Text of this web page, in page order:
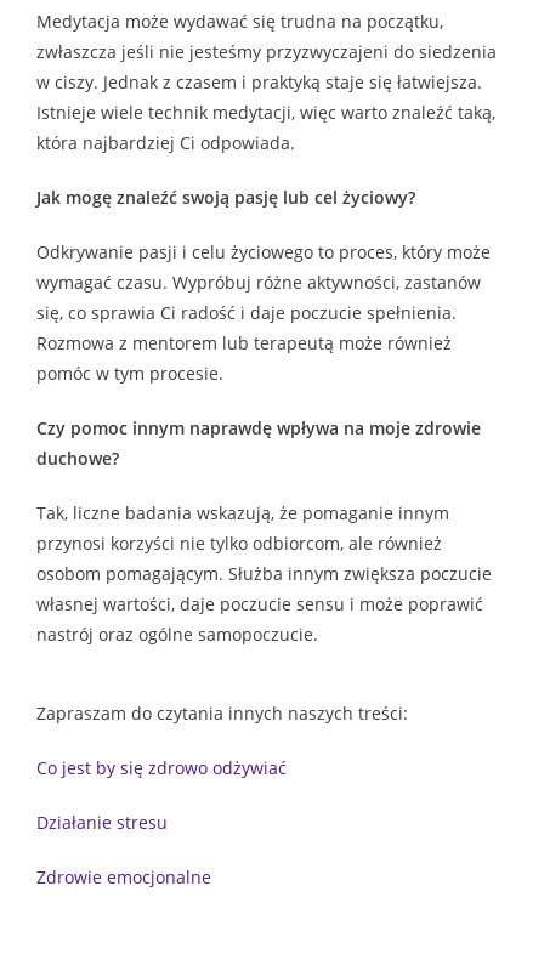
Medytacja może wydawać się trudna na początku,
zwłaszcza jeśli nie jesteśmy przyzwyczajeni do siedzenia
w ciszy. Jednak z czasem i praktyką staje się łatwiejsza.
Istnieje wiele technik medytacji, więc warto znaleźć taką,
która najbardziej Ci odpowiada.
Jak mogę znaleźć swoją pasję lub cel życiowy?
Odkrywanie pasji i celu życiowego to proces, który może
wymagać czasu. Wypróbuj różne aktywności, zastanów
się, co sprawia Ci radość i daje poczucie spełnienia.
Rozmowa z mentorem lub terapeutą może również
pomóc w tym procesie.
Czy pomoc innym naprawdę wpływa na moje zdrowie
duchowe?
Tak, liczne badania wskazują, że pomaganie innym
przynosi korzyści nie tylko odbiorcom, ale również
osobom pomagającym. Służba innym zwiększa poczucie
własnej wartości, daje poczucie sensu i może poprawić
nastrój oraz ogólne samopoczucie.
Zapraszam do czytania innych naszych treści:
Co jest by się zdrowo odżywiać
Działanie stresu
Zdrowie emocjonalne